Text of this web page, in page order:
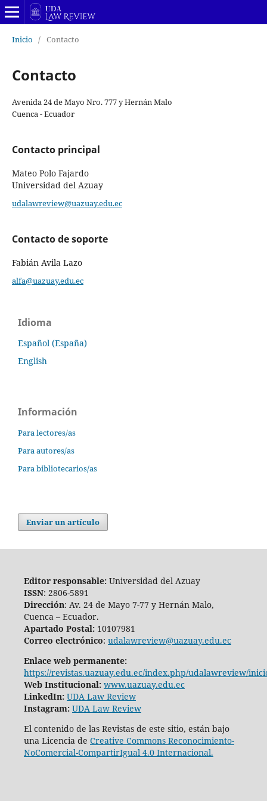
Inicio / Contacto
Contacto
Avenida 24 de Mayo Nro. 777 y Hernán Malo
Cuenca - Ecuador
Contacto principal
Mateo Polo Fajardo
Universidad del Azuay
udalawreview@uazuay.edu.ec
Contacto de soporte
Fabián Avila Lazo
alfa@uazuay.edu.ec
Idioma
Español (España)
English
Información
Para lectores/as
Para autores/as
Para bibliotecarios/as
Enviar un artículo
Editor responsable:Universidad del Azuay
ISSN: 2806-5891
Dirección: Av. 24 de Mayo 7-77 y Hernán Malo,
Cuenca – Ecuador.
Apartado Postal:10107981
Correo electrónico: udalawreview@uazuay.edu.ec
Enlace web permanente:
https://revistas.uazuay.edu.ec/index.php/udalawreview/
Web Institucional: www.uazuay.edu.ec
LinkedIn: UDA Law Review
Instagram: UDA Law Review
El contenido de las Revistas de este sitio, están bajo
una Licencia de Creative Commons Reconocimiento-
NoComercial-CompartirIgual 4.0 Internacional.